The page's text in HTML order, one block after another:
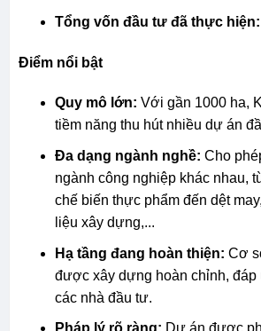
Tổng vốn đầu tư đã thực hiện:
Điểm nổi bật
Quy mô lớn: Với gần 1000 ha,
tiềm năng thu hút nhiều dự án
Đa dạng ngành nghề: Cho
ngành công nghiệp khác nhau,
chế biến thực phẩm đến dệt
liệu xây dựng,...
Hạ tầng đang hoàn thiện: Cơ
được xây dựng hoàn chỉnh, đáp
các nhà đầu tư.